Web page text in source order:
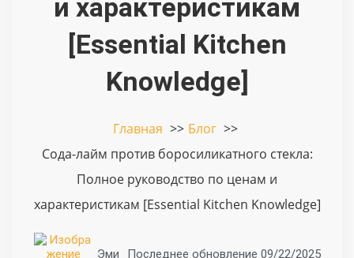
и характеристикам
[Essential Kitchen
Knowledge]
Главная
Блог
Сода-лайм против боросиликатного стекла:
Полное руководство по ценам и
характеристикам [Essential Kitchen Knowledge]
Эми Последнее обновление 09/22/2025